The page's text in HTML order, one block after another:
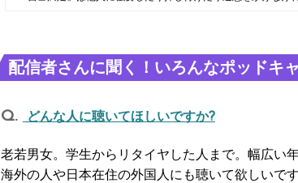
配信者さんに聞く！いろんなポッドキ
どんな人に聴いてほしいですか?
老若男女。学生からリタイヤした人まで。幅広い年
海外の人や日本在住の外国人にも聴いて欲しいです